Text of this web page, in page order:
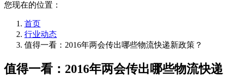
您现在的位置：
首页
行业动态
值得一看：2016年两会传出哪些物流快递新政策？
值得一看：2016年两会传出哪些物流快递